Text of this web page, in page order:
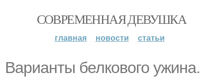
СОВРЕМЕННАЯ ДЕВУШКА
главная новости статьи
Варианты белкового ужина.